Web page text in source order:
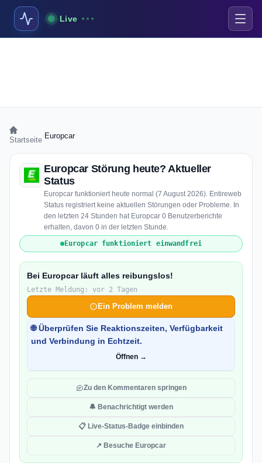
Live
Startseite Europcar
Europcar Störung heute? Aktueller
Status
Europcar funktioniert heute normal (7 August 2026). Entireweb
Status registriert keine aktuellen Störungen oder Probleme. In
den letzten 24 Stunden hat Europcar 0 Benutzerberichte
erhalten, davon 0 in der letzten Stunde.
Europcar funktioniert einwandfrei
Bei Europcar läuft alles reibungslos!
Letzte Meldung: vor 2 Tagen
Ein Problem melden
🌐 Überprüfen Sie Reaktionszeiten, Verfügbarkeit
und Verbindung in Echtzeit.
Öffnen →
Zu den Kommentaren springen
🔔 Benachrichtigt werden
📋 Live-Status-Badge einbinden
↗ Besuche Europcar